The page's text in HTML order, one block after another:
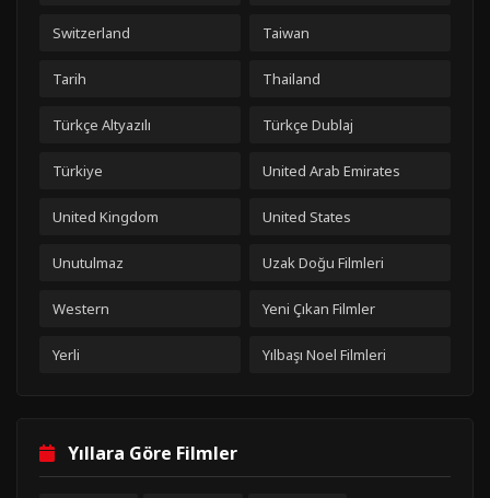
Switzerland Taiwan
Tarih Thailand
Türkçe Altyazılı Türkçe Dublaj
Türkiye United Arab Emirates
United Kingdom United States
Unutulmaz Uzak Doğu Filmleri
Western Yeni Çıkan Filmler
Yerli Yılbaşı Noel Filmleri
Yıllara Göre Filmler